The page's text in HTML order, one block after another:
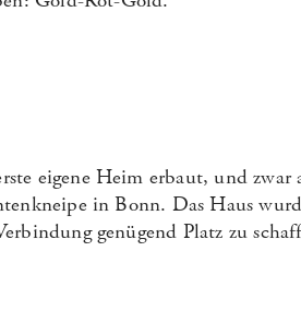
eigene Heim erbaut, und
in Bonn. Das Haus
genügend Platz zu